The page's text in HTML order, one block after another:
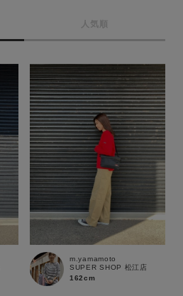
人気順
m.yamamoto
SUPER SHOP 松江店
162cm